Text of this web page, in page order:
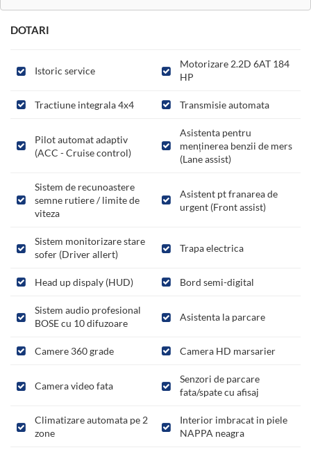
DOTARI
Istoric service
Motorizare 2.2D 6AT 184
HP
Tractiune integrala 4x4 Transmisie automata
Pilot automat adaptiv
(ACC - Cruise control)
Asistenta pentru
menținerea benzii de mers
(Lane assist)
Sistem de recunoastere
semne rutiere / limite de
viteza
Asistent pt franarea de
urgent (Front assist)
Sistem monitorizare stare
sofer (Driver allert)
Trapa electrica
Head up dispaly (HUD) Bord semi-digital
Sistem audio profesional
BOSE cu 10 difuzoare
Asistenta la parcare
Camere 360 grade Camera HD marsarier
Camera video fata
Senzori de parcare
fata/spate cu afisaj
Climatizare automata pe 2
zone
Interior imbracat in piele
NAPPA neagra